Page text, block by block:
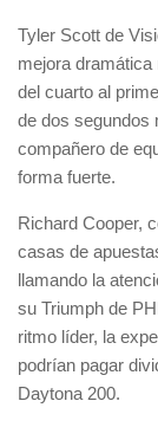
Tyler Scott de
mejora
del cuarto al
de dos segundos
compañero de
forma fuerte.
Richard Cooper,
casas de
llamando la
su Triumph de
ritmo líder, la
podrían pagar
Daytona 200.